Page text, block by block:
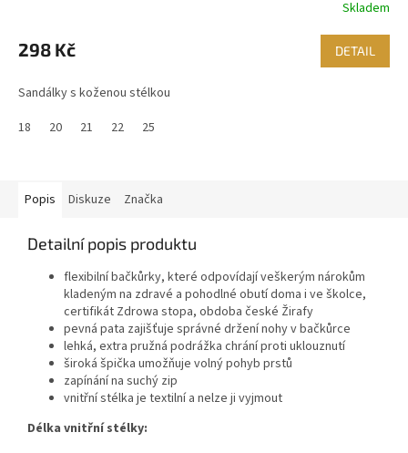
Skladem
298 Kč DETAIL
Sandálky s koženou stélkou
18
20 21 22 25
Popis Diskuze Značka
Detailní popis produktu
flexibilní bačkůrky, které odpovídají veškerým nárokům
kladeným na zdravé a pohodlné obutí doma i ve školce,
certifikát Zdrowa stopa, obdoba české Žirafy
pevná pata zajišťuje správné držení nohy v bačkůrce
lehká, extra pružná podrážka chrání proti uklouznutí
široká špička umožňuje volný pohyb prstů
zapínání na suchý zip
vnitřní stélka je textilní a nelze ji vyjmout
Délka vnitřní stélky: